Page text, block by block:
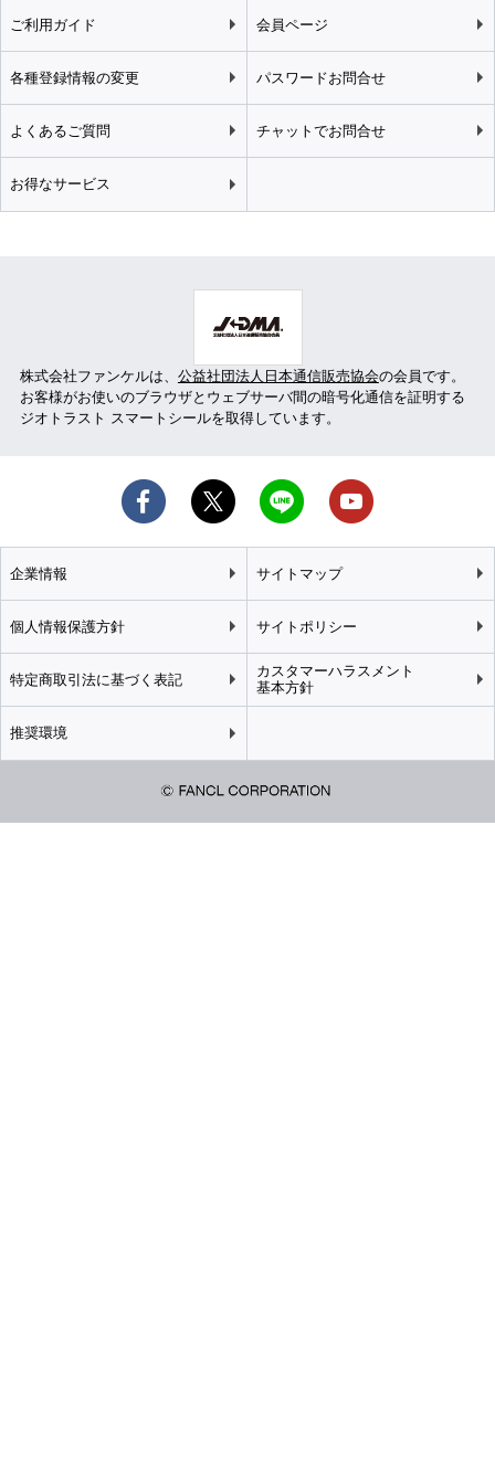
ご利用ガイド 会員ページ
各種登録情報の変更 パスワードお問合せ
よくあるご質問 チャットでお問合せ
お得なサービス
株式会社ファンケルは、 公益社団法人日本通信販売協会の会員です。
お客様がお使いのブラウザとウェブサーバ間の暗号化通信を証明する
ジオトラスト スマートシールを取得しています。
企業情報 サイトマップ
個人情報保護方針 サイトポリシー
特定商取引法に基づく表記
カスタマーハラスメント
基本方針
推奨環境